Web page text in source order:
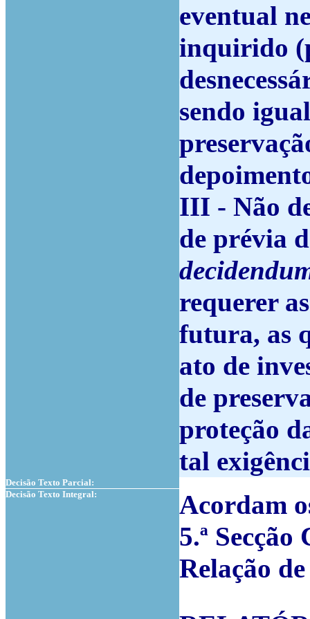
eventual
inquirido
sendo
III - Não
de prévia
requerer
futura, as
ato de
de
proteção
tal
Decisão Texto Parcial:
Decisão Texto Integral:
Acordam
5.ª
Relação